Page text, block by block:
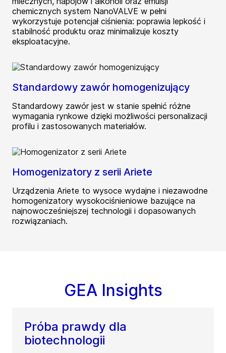
chemicznych system NanoVALVE w pełni
wykorzystuje potencjał ciśnienia: poprawia lepkość i
stabilność produktu oraz minimalizuje koszty
eksploatacyjne.
Standardowy zawór homogenizujący
Standardowy zawór jest w stanie spełnić różne
wymagania rynkowe dzięki możliwości personalizacji
profilu i zastosowanych materiałów.
Homogenizatory z serii Ariete
Urządzenia Ariete to wysoce wydajne i niezawodne
homogenizatory wysokociśnieniowe bazujące na
najnowocześniejszej technologii i dopasowanych
rozwiązaniach.
GEA Insights
Próba prawdy dla
biotechnologii